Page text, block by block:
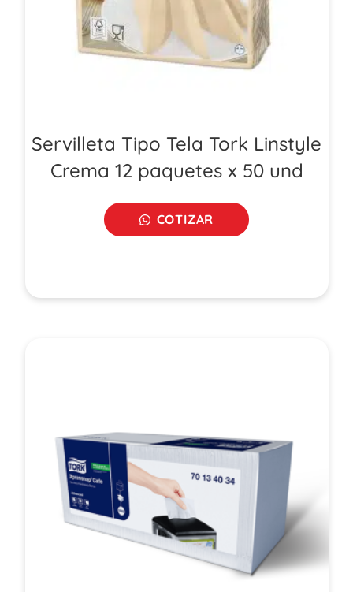
Servilleta Tipo Tela Tork Linstyle
Crema 12 paquetes x 50 und
COTIZAR